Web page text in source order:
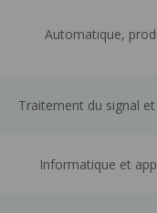
Automatique,
Traitement du signal
Informatique et